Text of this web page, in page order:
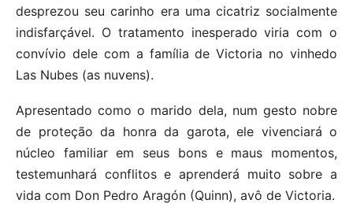
desprezou seu carinho era uma cicatriz socialmente
indisfarçável. O tratamento inesperado viria com o
convívio dele com a família de Victoria no vinhedo
Las Nubes (as nuvens).
Apresentado como o marido dela, num gesto nobre
de proteção da honra da garota, ele vivenciará o
núcleo familiar em seus bons e maus momentos,
testemunhará conflitos e aprenderá muito sobre a
vida com Don Pedro Aragón (Quinn), avô de Victoria.